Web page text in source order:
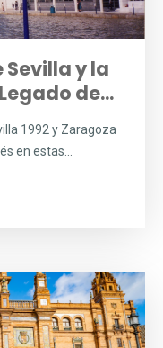
Sevilla y la
de...
1992 y Zaragoza
en estas...